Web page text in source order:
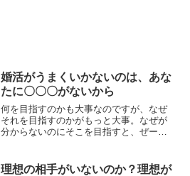
婚活がうまくいかないのは、あな
たに〇〇〇がないから
何を目指すのかも大事なのですが、なぜ
それを目指すのかがもっと大事。なぜが
分からないのにそこを目指すと、ぜーん
理想の相手がいないのか？理想が